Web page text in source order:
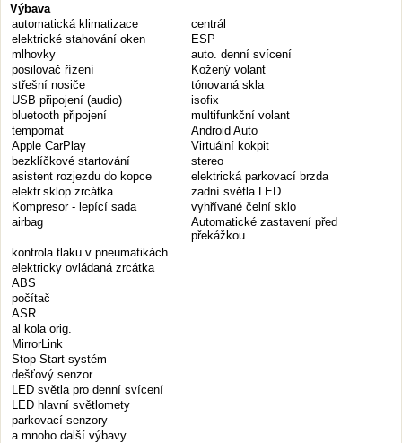
Výbava
automatická klimatizace
elektrické stahování oken
mlhovky
posilovač řízení
střešní nosiče
USB připojení (audio)
bluetooth připojení
tempomat
Apple CarPlay
bezklíčkové startování
asistent rozjezdu do kopce
elektr.sklop.zrcátka
Kompresor - lepící sada
airbag
centrál
ESP
auto. denní svícení
Kožený volant
tónovaná skla
isofix
multifunkční volant
Android Auto
Virtuální kokpit
stereo
elektrická parkovací brzda
zadní světla LED
vyhřívané čelní sklo
Automatické zastavení před
překážkou
kontrola tlaku v pneumatikách
elektricky ovládaná zrcátka
ABS
počítač
ASR
al kola orig.
MirrorLink
Stop Start systém
dešťový senzor
LED světla pro denní svícení
LED hlavní světlomety
parkovací senzory
a mnoho další výbavy